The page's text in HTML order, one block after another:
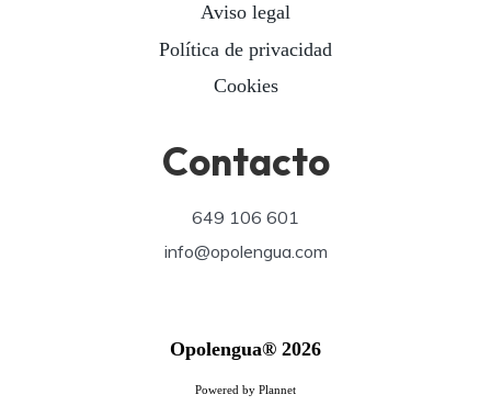
Aviso legal
Política de privacidad
Cookies
Contacto
649 106 601
info@opolengua.com
Opolengua® 2026
Powered by Plannet